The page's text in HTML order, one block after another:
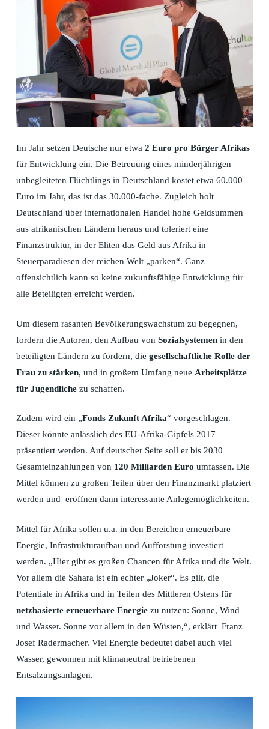
Im Jahr setzen Deutsche nur etwa 2 Euro pro Bürger Afrikas
für Entwicklung ein. Die Betreuung eines minderjährigen
unbegleiteten Flüchtlings in Deutschland kostet etwa 60.000
Euro im Jahr, das ist das 30.000-fache. Zugleich holt
Deutschland über internationalen Handel hohe Geldsummen
aus afrikanischen Ländern heraus und toleriert eine
Finanzstruktur, in der Eliten das Geld aus Afrika in
Steuerparadiesen der reichen Welt „parken“. Ganz
offensichtlich kann so keine zukunftsfähige Entwicklung für
alle Beteiligten erreicht werden.
Um diesem rasanten Bevölkerungswachstum zu begegnen,
fordern die Autoren, den Aufbau von Sozialsystemenin den
beteiligten Ländern zu fördern, die gesellschaftliche Rolle der
Frau zu stärken, und in großem Umfang neue Arbeitsplätze
für Jugendlichezu schaffen.
Zudem wird ein „Fonds Zukunft Afrika“ vorgeschlagen.
Dieser könnte anlässlich des EU-Afrika-Gipfels 2017
präsentiert werden. Auf deutscher Seite soll er bis 2030
Gesamteinzahlungen von 120 Milliarden Euro umfassen. Die
Mittel können zu großen Teilen über den Finanzmarkt platziert
werden und eröffnen dann interessante Anlegemöglichkeiten.
Mittel für Afrika sollen u.a. in den Bereichen erneuerbare
Energie, Infrastrukturaufbau und Aufforstung investiert
werden. „Hier gibt es großen Chancen für Afrika und die Welt.
Vor allem die Sahara ist ein echter „Joker“. Es gilt, die
Potentiale in Afrika und in Teilen des Mittleren Ostens für
netzbasierte erneuerbare Energiezu nutzen: Sonne, Wind
und Wasser. Sonne vor allem in den Wüsten,“, erklärt Franz
Josef Radermacher. Viel Energie bedeutet dabei auch viel
Wasser, gewonnen mit klimaneutral betriebenen
Entsalzungsanlagen.